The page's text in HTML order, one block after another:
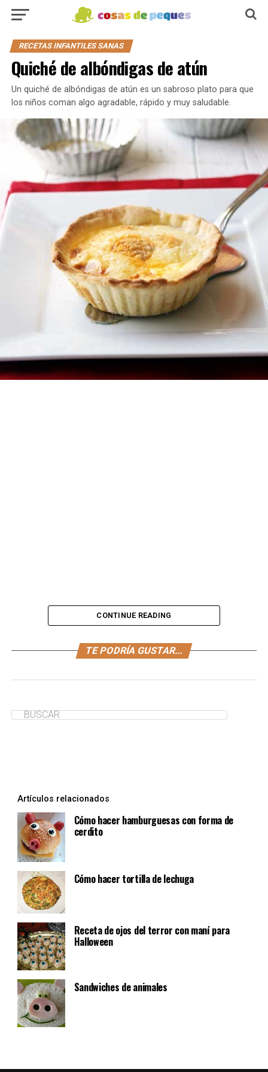
RECETAS INFANTILES SANAS
Quiché de albóndigas de atún
Un quiché de albóndigas de atún es un sabroso plato para que
los niños coman algo agradable, rápido y muy saludable.
Un quiché de albóndigas de atún es un sabroso plato
para que los niños coman algo agradable, rápido y muy
¿Te ha servido de ayuda?
CONTINUE READING
TE PODRÍA GUSTAR...
Artículos relacionados
Cómo hacer hamburguesas con forma de
cerdito
Cómo hacer tortilla de lechuga
Receta de ojos del terror con maní para
Halloween
Sandwiches de animales